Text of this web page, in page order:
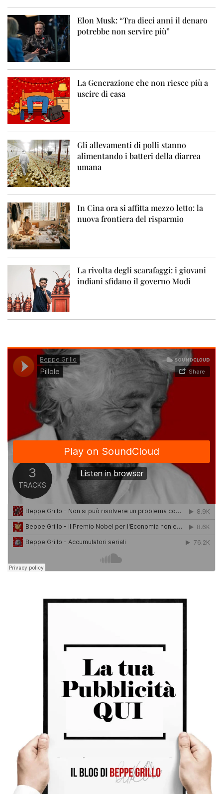
Elon Musk: “Tra dieci anni il denaro
potrebbe non servire più”
La Generazione che non riesce più a
uscire di casa
Gli allevamenti di polli stanno
alimentando i batteri della diarrea
umana
In Cina ora si affitta mezzo letto: la
nuova frontiera del risparmio
La rivolta degli scarafaggi: i giovani
indiani sfidano il governo Modi